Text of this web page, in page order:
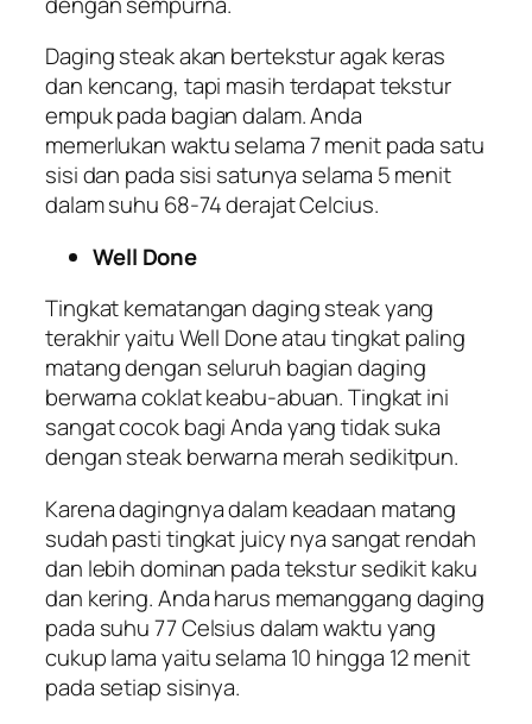
Daging steak akan bertekstur agak keras
dan kencang, tapi masih terdapat tekstur
empuk pada bagian dalam. Anda
memerlukan waktu selama 7 menit pada satu
sisi dan pada sisi satunya selama 5 menit
dalam suhu 68-74 derajat Celcius.
Well Done
Tingkat kematangan daging steak yang
terakhir yaitu Well Done atau tingkat paling
matang dengan seluruh bagian daging
berwarna coklat keabu-abuan. Tingkat ini
sangat cocok bagi Anda yang tidak suka
dengan steak berwarna merah sedikitpun.
Karena dagingnya dalam keadaan matang
sudah pasti tingkat juicy nya sangat rendah
dan lebih dominan pada tekstur sedikit kaku
dan kering. Anda harus memanggang daging
pada suhu 77 Celsius dalam waktu yang
cukup lama yaitu selama 10 hingga 12 menit
pada setiap sisinya.